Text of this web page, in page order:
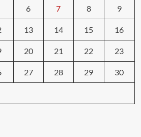
6 7 8 9
13 14 15 16
20 21 22 23
27 28 29 30